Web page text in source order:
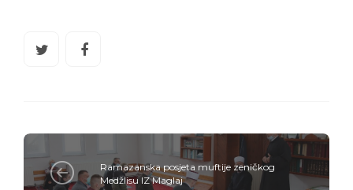
Ramazanska posjeta muftije zeničkog
Medžlisu IZ Maglaj